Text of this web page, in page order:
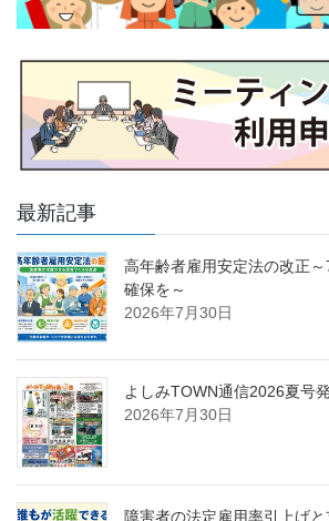
最新記事
高年齢者雇用安定法の改正
確保を～
2026年7月30日
よしみTOWN通信2026夏号
2026年7月30日
障害者の法定雇用率引上げ